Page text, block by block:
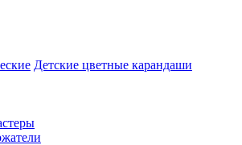
Детские цветные карандаши